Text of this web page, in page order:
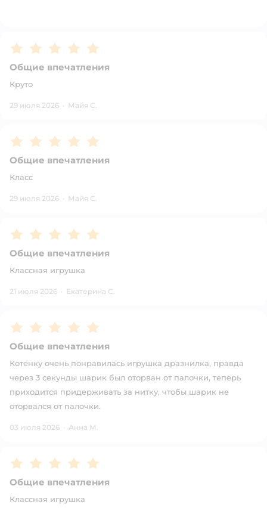
Рейтинг:5
Общие впечатления
Круто
29 июля 2026 · Майя С.
Рейтинг:5
Общие впечатления
Класс
29 июля 2026 · Майя С.
Рейтинг:5
Общие впечатления
Классная игрушка
21 июля 2026 · Екатерина С.
Рейтинг:5
Общие впечатления
Котенку очень понравилась игрушка дразнилка, правда
через 3 секунды шарик был оторван от палочки, теперь
приходится придерживать за нитку, чтобы шарик не
оторвался от палочки.
03 июля 2026 · Анна М.
Рейтинг:5
Общие впечатления
Классная игрушка